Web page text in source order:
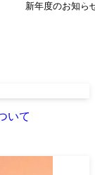
新年度のお知ら
いて